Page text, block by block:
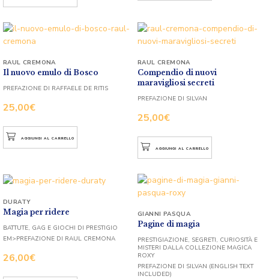
Il nuovo emulo di Bosco
25,00€
RAUL CREMONA
PREFAZIONE DI RAFFAELE DE RITIS
AGGIUNGI AL CARRELLO
Compendio di nuovi
maravigliosi secreti
25,00€
RAUL CREMONA
PREFAZIONE DI SILVAN
AGGIUNGI AL CARRELLO
Magia per ridere
26,00€
DURATY
BATTUTE, GAG E GIOCHI DI PRESTIGIO
EM>PREFAZIONE DI RAUL CREMONA
Pagine di magia
GIANNI PASQUA
PRESTIGIAZIONE, SEGRETI, CURIOSITÀ E
MISTERI DALLA COLLEZIONE MAGICA
ROXY
PREFAZIONE DI SILVAN (ENGLISH TEXT
INCLUDED)